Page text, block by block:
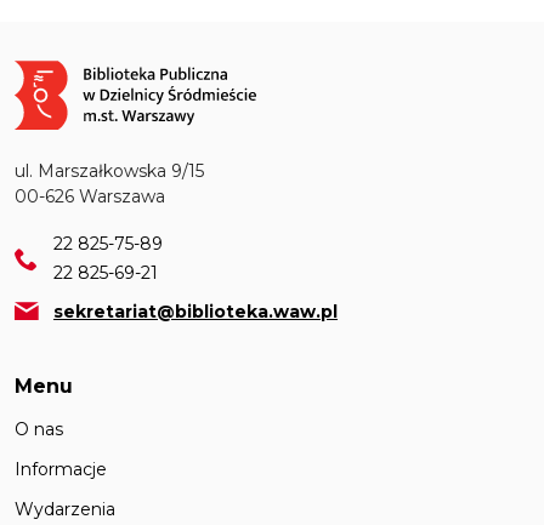
Obraz
ul. Marszałkowska 9/15
00-626 Warszawa
22 825-75-89
22 825-69-21
sekretariat@biblioteka.waw.pl
Menu
O nas
Informacje
Wydarzenia